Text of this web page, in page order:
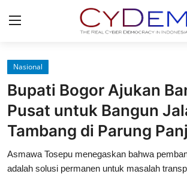
Login
Home
Contact
News
Nasional
Bupati Bogor Ajukan
Pusat untuk Bangun
Tambang di Parung
Asmawa Tosepu menegaskan bahwa
adalah solusi permanen untuk masalah